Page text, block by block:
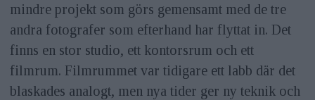
mindre projekt som görs gemensamt med de tre
andra fotografer som efterhand har flyttat in. Det
finns en stor studio, ett kontorsrum och ett
filmrum. Filmrummet var tidigare ett labb där det
blaskades analogt, men nya tider ger ny teknik och